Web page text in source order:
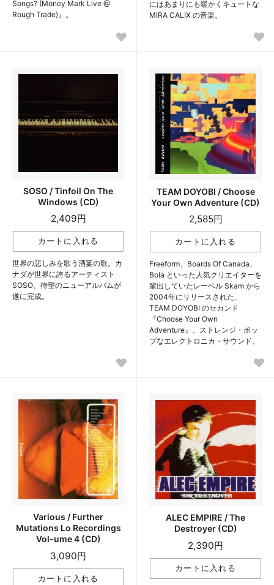
Songs? (Money Mark Live @
Rough Trade)』。
にはあまりにも暖かくキュートな
MIRA CALIX の音楽。
SOSO / Tinfoil On The
Windows (CD)
2,409円
世界の悲しみを歌う酒宴の歌。カ
ナダが世界に誇るアーティスト
SOSO、待望のニューアルバムが
遂に完成。
TEAM DOYOBI / Choose
Your Own Adventure (CD)
2,585円
Freeform、Boards Of Canada、
Bola といった人気クリエイターを
輩出していたレーベル Skam から
2004年にリリースされた、
TEAM DOYOBI のセカンド
『Choose Your Own
Adventure』。ストレンジ・ポッ
プなエレクトロニカ・サウンド。
Various / Further
Mutations Lo Recordings
Vol-ume 4 (CD)
3,090円
ALEC EMPIRE / The
Destroyer (CD)
2,390円